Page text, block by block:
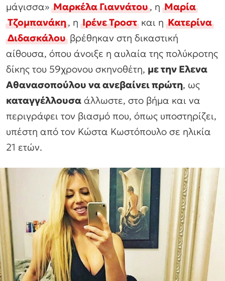
μάγισσα»ΜαρκέλαΓιαννάτου, ηΜαρία
Τζομπανάκη, ηΙρένε Τροστκαι ηΚατερίνα
Διδασκάλουβρέθηκαν στη δικαστική
αίθουσα, όπου άνοιξε η αυλαία της πολύκροτης
δίκης του 59χρονου σκηνοθέτη, με την Ελενα
Αθανασοπούλου να ανεβαίνει πρώτη, ως
καταγγέλλουσα άλλωστε, στο βήμα και να
περιγράφει τον βιασμό που, όπως υποστηρίζει,
υπέστη από τον Κώστα Κωστόπουλο σε ηλικία
21 ετών.